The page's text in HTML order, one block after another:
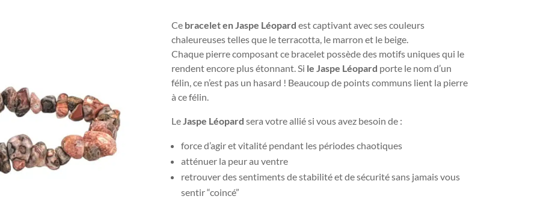
Ce bracelet en Jaspe Léopardest captivant avec ses couleurs
chaleureuses telles que le terracotta, le marron et le beige.
Chaque pierre composant ce bracelet possède des motifs uniques qui le
rendent encore plus étonnant. Si le Jaspe Léopard porte le nom d’un
félin, ce n’est pas un hasard ! Beaucoup de points communs lient la pierre
à ce félin.
LeJaspe Léopardsera votre allié si vous avez besoin de :
force d’agir et vitalité pendant les périodes chaotiques
atténuer la peur au ventre
retrouver des sentiments de stabilité et de sécurité sans jamais vous
sentir “coincé”